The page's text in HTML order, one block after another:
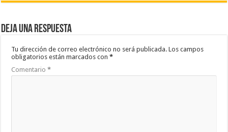
Deja una respuesta
Tu dirección de correo electrónico no será publicada. Los campos
obligatorios están marcados con*
Comentario*